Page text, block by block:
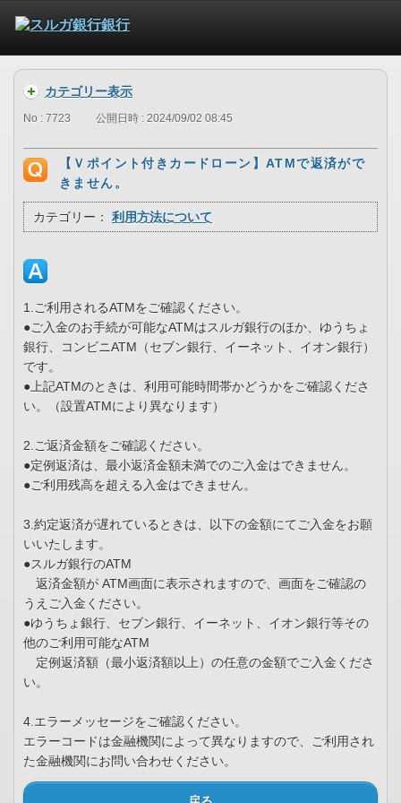
カテゴリー表示
No : 7723 公開日時 : 2024/09/02 08:45
【Ｖポイント付きカードローン】ATMで返済がで
きません。
カテゴリー： 利用方法について
1.ご利用されるATMをご確認ください。
●ご入金のお手続が可能なATMはスルガ銀行のほか、ゆうちょ
銀行、コンビニATM（セブン銀行、イーネット、イオン銀行）
です。
●上記ATMのときは、利用可能時間帯かどうかをご確認くださ
い。（設置ATMにより異なります）
2.ご返済金額をご確認ください。
●定例返済は、最小返済金額未満でのご入金はできません。
●ご利用残高を超える入金はできません。
3.約定返済が遅れているときは、以下の金額にてご入金をお願
いいたします。
●スルガ銀行のATM
返済金額が ATM画面に表示されますので、画面をご確認の
うえご入金ください。
●ゆうちょ銀行、セブン銀行、イーネット、イオン銀行等その
他のご利用可能なATM
定例返済額（最小返済額以上）の任意の金額でご入金くださ
い。
4.エラーメッセージをご確認ください。
エラーコードは金融機関によって異なりますので、ご利用され
た金融機関にお問い合わせください。